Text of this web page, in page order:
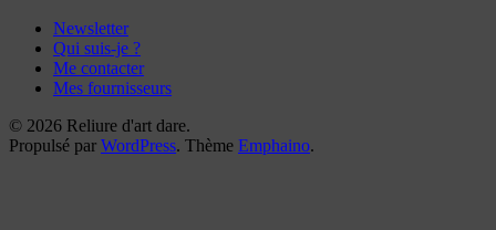
Newsletter
Qui suis-je ?
Me contacter
Mes fournisseurs
© 2026 Reliure d'art dare.
Propulsé par WordPress. Thème Emphaino.